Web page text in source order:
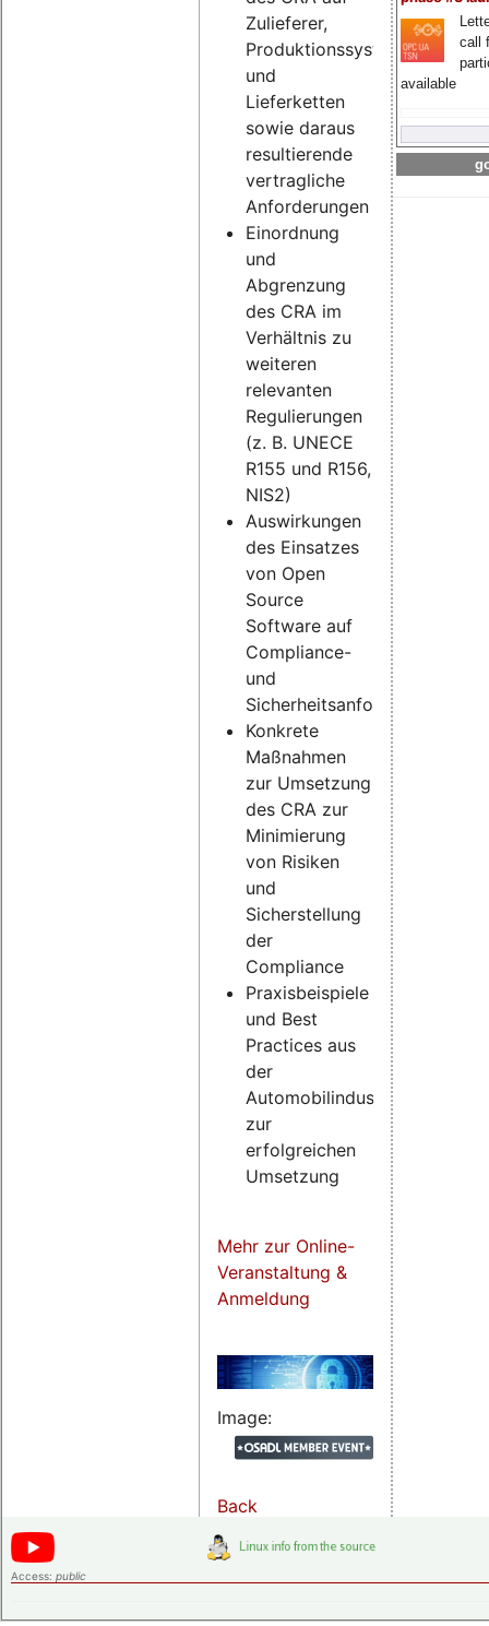
call
available
Zulieferer,
Produktionssysteme
und
Lieferketten
sowie daraus
resultierende
vertragliche
Anforderungen
Einordnung
und
Abgrenzung
des CRA im
Verhältnis zu
weiteren
relevanten
Regulierungen
(z. B. UNECE
R155 und R156,
NIS2)
Auswirkungen
des Einsatzes
von Open
Source
Software auf
Compliance-
und
Sicherheitsanforderungen
Konkrete
Maßnahmen
zur Umsetzung
des CRA zur
Minimierung
von Risiken
und
Sicherstellung
der
Compliance
Praxisbeispiele
und Best
Practices aus
der
Automobilindustrie
zur
erfolgreichen
Umsetzung
Mehr zur Online-
Veranstaltung &
Anmeldung
Image:
Back
Access: public